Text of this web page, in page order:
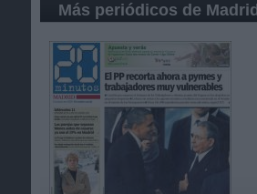
Más periódicos de